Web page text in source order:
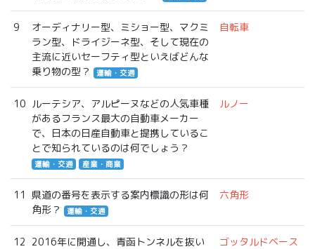
9
オーディナリー型、ミショー型、マクミ
ラン型、ドライジーネ型、そして現在の
主流に近いセーフティ型といえばどんな
乗り物の型？
運輸・交通
自転車
10 ルーテシア、アルピーヌなどの人気車種
があるフランス最大の自動車メーカー
で、日本の日産自動車と提携しているこ
とで知られているのは何でしょう？
運輸・交通 産業・商業
ルノー
11
県道の番号を表示する案内標識の形は何
角形？
運輸・交通
六角形
12 2016年に開通し、青函トンネルを抜い
ゴッタルドベース